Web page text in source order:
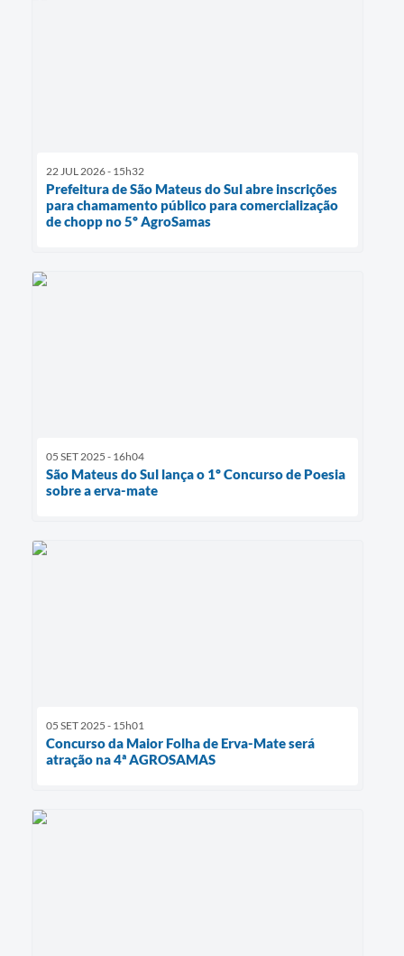
22 JUL 2026 - 15h32
Prefeitura de São Mateus do Sul abre inscrições
para chamamento público para comercialização
de chopp no 5º AgroSamas
05 SET 2025 - 16h04
São Mateus do Sul lança o 1º Concurso de Poesia
sobre a erva-mate
05 SET 2025 - 15h01
Concurso da Maior Folha de Erva-Mate será
atração na 4ª AGROSAMAS